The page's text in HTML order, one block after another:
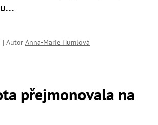
| Autor Anna-Marie Humlová
přejmonovala na